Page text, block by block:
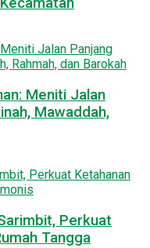
Meniti Jalan
Mawaddah,
Perkuat
Tangga